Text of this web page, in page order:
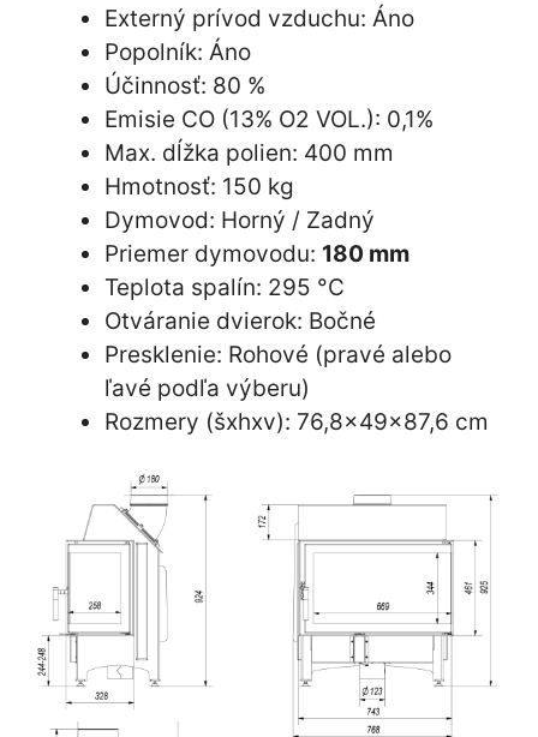
Externý prívod vzduchu: Áno
Popolník: Áno
Účinnosť: 80 %
Emisie CO (13% O2 VOL.): 0,1%
Max. dĺžka polien: 400 mm
Hmotnosť: 150 kg
Dymovod: Horný / Zadný
Priemer dymovodu: 180 mm
Teplota spalín: 295 °C
Otváranie dvierok: Bočné
Presklenie: Rohové (pravé alebo
ľavé podľa výberu)
Rozmery (šxhxv): 76,8×49×87,6 cm